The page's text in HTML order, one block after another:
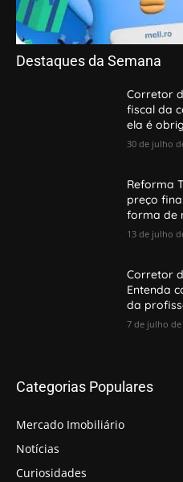
Destaques da Semana
Corretor
fiscal da
ela é
30 de julho
Reforma
preço
forma de
13 de julho
Corretor
Entenda
da
7 de julho de
Categorias Populares
Mercado Imobiliário
Notícias
Curiosidades